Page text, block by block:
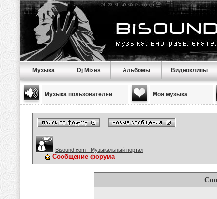
Музыка Dj Mixes Альбомы Видеоклипы
Музыка пользователей Моя музыка
Bisound.com - Музыкальный портал
Сообщение форума